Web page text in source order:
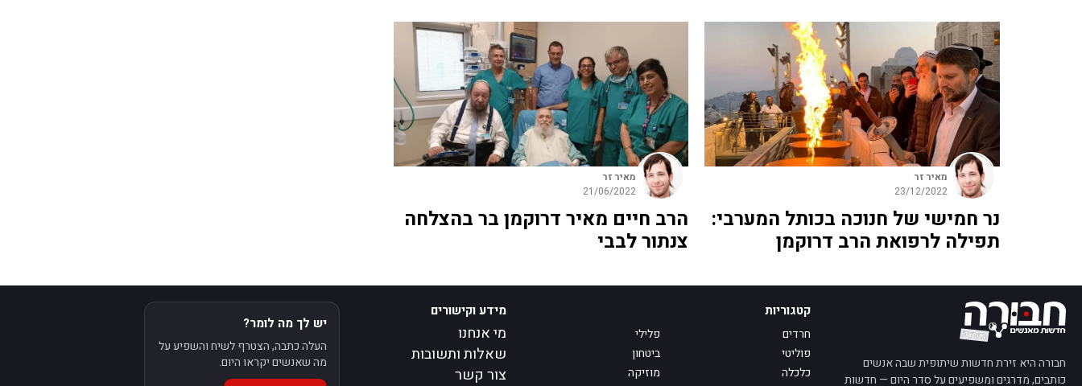
מאיר זר
23/12/2022
נר חמישי של חנוכה בכותל המערבי:
תפילה לרפואת הרב דרוקמן
מאיר זר
21/06/2022
הרב חיים מאיר דרוקמן בר בהצלחה
צנתור לבבי
חבורה היא זירת חדשות שיתופית שבה אנשים
כותבים, מדרגים ומשפיעים על סדר היום — חדשות
קטגוריות
חרדים
פלילי
פוליטי
ביטחון
כלכלה
מוזיקה
מידע וקישורים
מי אנחנו
שאלות ותשובות
צור קשר
יש לך מה לומר?
העלה כתבה, הצטרף לשיח והשפיע על
מה שאנשים יקראו היום.